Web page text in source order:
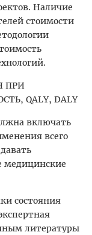
Наличие
стоимости
ПРИ
QALY, DALY
включать
всего
медицинские
состояния
литературы